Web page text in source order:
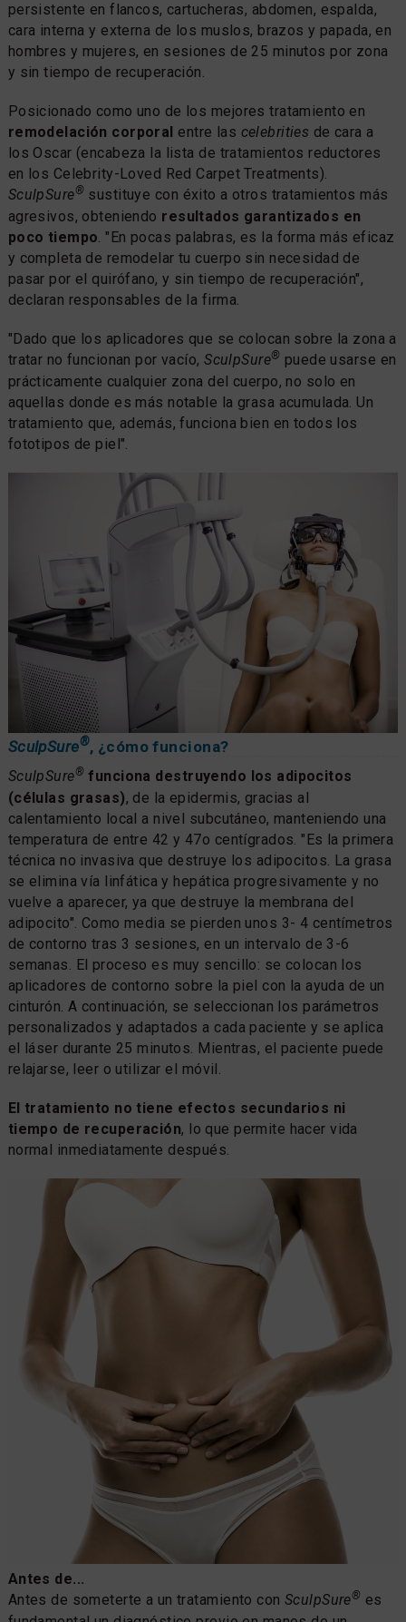
persistente en flancos, cartucheras, abdomen, espalda,
cara interna y externa de los muslos, brazos y papada, en
hombres y mujeres, en sesiones de 25 minutos por zona
y sin tiempo de recuperación.
Posicionado como uno de los mejores tratamiento en
remodelación corporal entre las celebrities de cara a
los Oscar (encabeza la lista de tratamientos reductores
en los Celebrity-Loved Red Carpet Treatments).
SculpSure® sustituye con éxito a otros tratamientos más
agresivos, obteniendo resultados garantizados en
poco tiempo. "En pocas palabras, es la forma más eficaz
y completa de remodelar tu cuerpo sin necesidad de
pasar por el quirófano, y sin tiempo de recuperación",
declaran responsables de la firma.
"Dado que los aplicadores que se colocan sobre la zona a
tratar no funcionan por vacío,SculpSure® puede usarse en
prácticamente cualquier zona del cuerpo, no solo en
aquellas donde es más notable la grasa acumulada. Un
tratamiento que, además, funciona bien en todos los
fototipos de piel".
SculpSure®, ¿cómo funciona?
SculpSure® funciona destruyendo los adipocitos
(células grasas), de la epidermis, gracias al
calentamiento local a nivel subcutáneo, manteniendo una
temperatura de entre 42 y 47o centígrados. "Es la primera
técnica no invasiva que destruye los adipocitos. La grasa
se elimina vía linfática y hepática progresivamente y no
vuelve a aparecer, ya que destruye la membrana del
adipocito". Como media se pierden unos 3- 4 centímetros
de contorno tras 3 sesiones, en un intervalo de 3-6
semanas. El proceso es muy sencillo: se colocan los
aplicadores de contorno sobre la piel con la ayuda de un
cinturón. A continuación, se seleccionan los parámetros
personalizados y adaptados a cada paciente y se aplica
el láser durante 25 minutos. Mientras, el paciente puede
relajarse, leer o utilizar el móvil.
El tratamiento no tiene efectos secundarios ni
tiempo de recuperación, lo que permite hacer vida
normal inmediatamente después.
Antes de...
Antes de someterte a un tratamiento con SculpSure® es